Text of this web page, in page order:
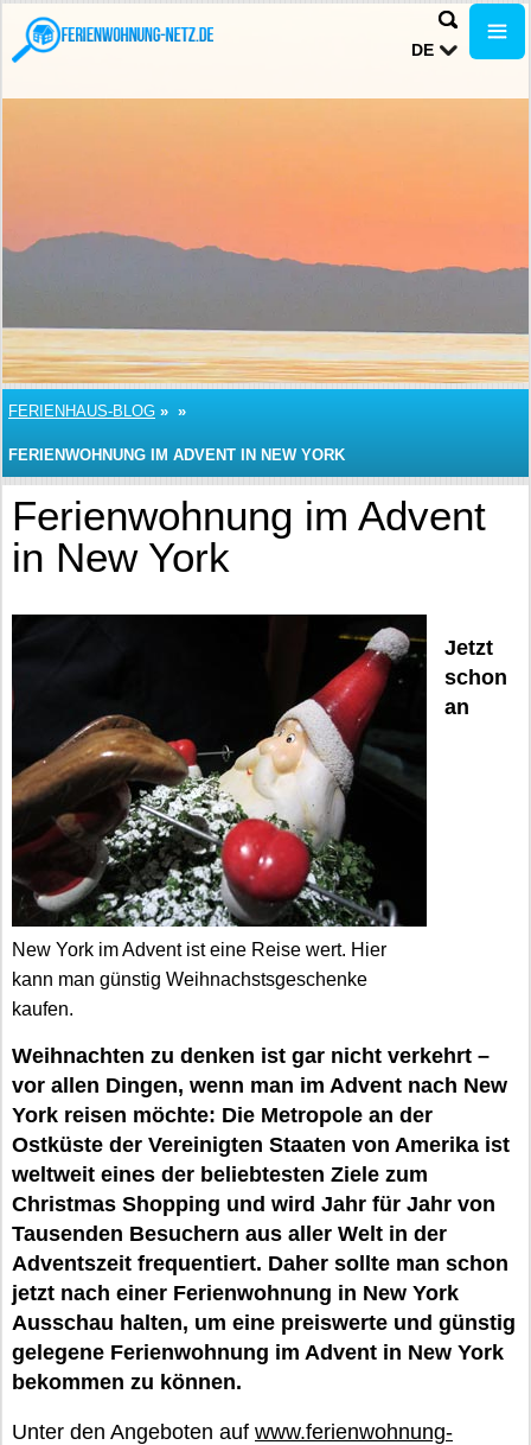
DE
FERIENHAUS-BLOG » »
FERIENWOHNUNG IM ADVENT IN NEW YORK
Ferienwohnung im Advent
in New York
New York im Advent ist eine Reise wert. Hier
kann man günstig Weihnachstsgeschenke
kaufen.
Jetzt
schon
an
Weihnachten zu denken ist gar nicht verkehrt –
vor allen Dingen, wenn man im Advent nach New
York reisen möchte: Die Metropole an der
Ostküste der Vereinigten Staaten von Amerika ist
weltweit eines der beliebtesten Ziele zum
Christmas Shopping und wird Jahr für Jahr von
Tausenden Besuchern aus aller Welt in der
Adventszeit frequentiert. Daher sollte man schon
jetzt nach einer Ferienwohnung in New York
Ausschau halten, um eine preiswerte und günstig
gelegene Ferienwohnung im Advent in New York
bekommen zu können.
Unter den Angeboten auf www.ferienwohnung-